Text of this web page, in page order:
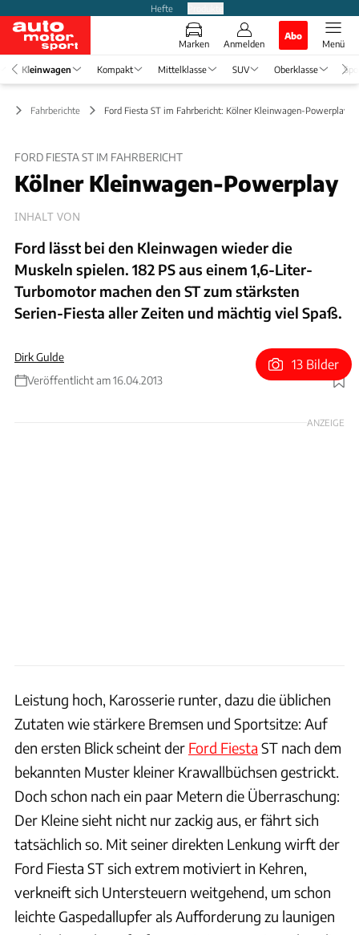
Hefte
Marken Anmelden
Abo
Menü
Kleinwagen Kompakt Mittelklasse SUV Oberklasse
Fahrberichte Ford Fiesta ST im Fahrbericht: Kölner Kleinwagen-Powerplay
FORD FIESTA ST IM FAHRBERICHT
Kölner Kleinwagen-Powerplay
INHALT VON
Ford lässt bei den Kleinwagen wieder die
Muskeln spielen. 182 PS aus einem 1,6-Liter-
Turbomotor machen den ST zum stärksten
Serien-Fiesta aller Zeiten und mächtig viel Spaß.
Dirk Gulde
Veröffentlicht am 16.04.2013
Foto: Hersteller
13 Bilder
ANZEIGE
Leistung hoch, Karosserie runter, dazu die üblichen
Zutaten wie stärkere Bremsen und Sportsitze: Auf
den ersten Blick scheint der Ford Fiesta ST nach dem
bekannten Muster kleiner Krawallbüchsen gestrickt.
Doch schon nach ein paar Metern die Überraschung:
Der Kleine sieht nicht nur zackig aus, er fährt sich
tatsächlich so. Mit seiner direkten Lenkung wirft der
Ford Fiesta ST sich extrem motiviert in Kehren,
verkneift sich Untersteuern weitgehend, um schon
leichte Gaspedallupfer als Aufforderung zu launigen